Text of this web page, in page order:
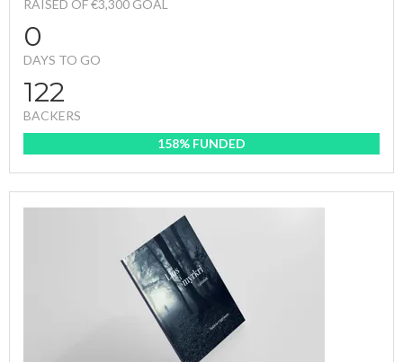
RAISED OF €3,300 GOAL
0
DAYS TO GO
122
BACKERS
158% FUNDED